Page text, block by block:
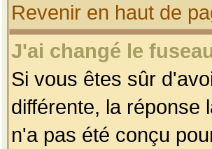
Revenir en haut de
J'ai changé le
Si vous êtes sûr
différente, la réponse
n'a pas été conçu